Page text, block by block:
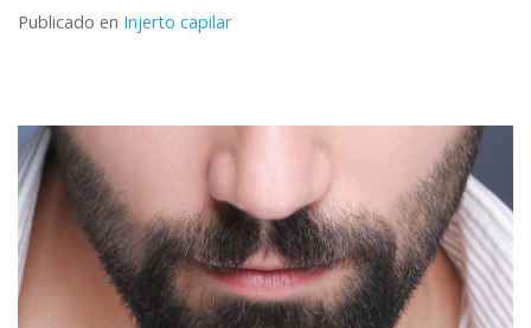
Publicado en Injerto capilar